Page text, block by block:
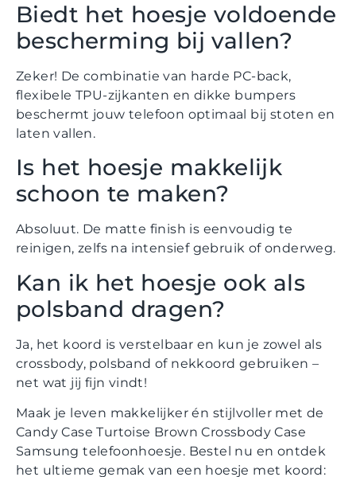
Biedt het hoesje voldoende
bescherming bij vallen?
Zeker! De combinatie van harde PC-back,
flexibele TPU-zijkanten en dikke bumpers
beschermt jouw telefoon optimaal bij stoten en
laten vallen.
Is het hoesje makkelijk
schoon te maken?
Absoluut. De matte finish is eenvoudig te
reinigen, zelfs na intensief gebruik of onderweg.
Kan ik het hoesje ook als
polsband dragen?
Ja, het koord is verstelbaar en kun je zowel als
crossbody, polsband of nekkoord gebruiken –
net wat jij fijn vindt!
Maak je leven makkelijker én stijlvoller met de
Candy Case Turtoise Brown Crossbody Case
Samsung telefoonhoesje. Bestel nu en ontdek
het ultieme gemak van een hoesje met koord: